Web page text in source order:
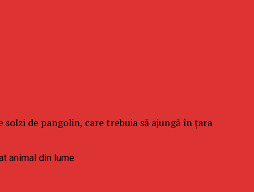
de pangolin, care trebuia să ajungă în ţara